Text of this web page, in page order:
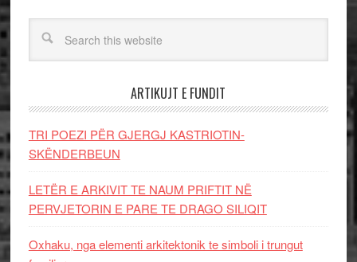
ARTIKUJT E FUNDIT
TRI POEZI PËR GJERGJ KASTRIOTIN-
SKËNDERBEUN
LETËR E ARKIVIT TE NAUM PRIFTIT NË
PERVJETORIN E PARE TE DRAGO SILIQIT
Oxhaku, nga elementi arkitektonik te simboli i trungut